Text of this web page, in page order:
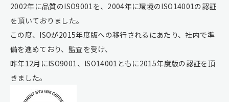
2002年に品質のISO9001を、2004年に環境のISO14001の認証
を頂いておりました。
この度、ISOが2015年度版への移行されるにあたり、社内で準
備を進めており、監査を受け、
昨年12月にISO9001、ISO14001ともに2015年度版の認証を頂
きました。